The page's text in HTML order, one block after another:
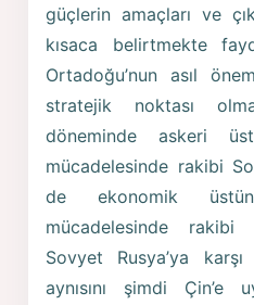
güçlerin amaçları ve
kısaca belirtmekte
Ortadoğu’nun asıl
stratejik noktası
döneminde askeri
mücadelesinde rakibi
de ekonomik
mücadelesinde rakibi
Sovyet Rusya’ya karşı
aynısını şimdi Çin’e